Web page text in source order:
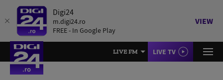
Digi24
m.digi24.ro
FREE - In Google Play
VIEW
LIVE FM LIVE TV